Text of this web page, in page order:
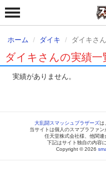
ホーム ダイキ ダイキさ
ダイキさんの実績一
実績がありません。
大乱闘スマッシュブラザーズは
当サイトは個人のスマブラファン
任天堂株式会社様、他関連
下記はサイト独自の内容
Copyright © 2026